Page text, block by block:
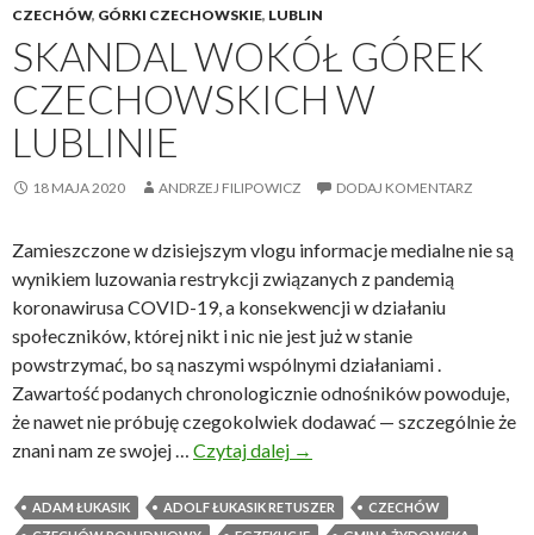
CZECHÓW, GÓRKI CZECHOWSKIE, LUBLIN
SKANDAL WOKÓŁ GÓREK
CZECHOWSKICH W
LUBLINIE
18 MAJA 2020 ANDRZEJ FILIPOWICZ DODAJ KOMENTARZ
Zamieszczone w dzisiejszym vlogu informacje medialne nie są
wynikiem luzowania restrykcji związanych z pandemią
koronawirusa COVID-19, a konsekwencji w działaniu
społeczników, której nikt i nic nie jest już w stanie
powstrzymać, bo są naszymi wspólnymi działaniami .
Zawartość podanych chronologicznie odnośników powoduje,
że nawet nie próbuję czegokolwiek dodawać — szczególnie że
znani nam ze swojej … Czytaj dalej S
a
→
ADAM ŁUKASIK ADOLF ŁUKASIK RETUSZER
CZECHÓW